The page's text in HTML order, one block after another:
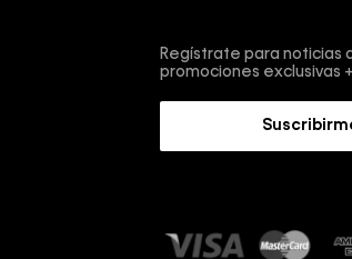
Regístrate para noticias
promociones exclusivas